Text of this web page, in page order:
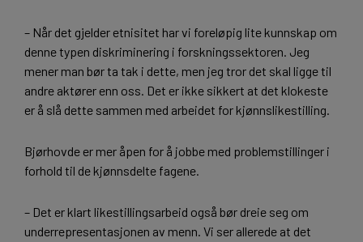
– Når det gjelder etnisitet har vi foreløpig lite kunnskap om
denne typen diskriminering i forskningssektoren. Jeg
mener man bør ta tak i dette, men jeg tror det skal ligge til
andre aktører enn oss. Det er ikke sikkert at det klokeste
er å slå dette sammen med arbeidet for kjønnslikestilling.
Bjørhovde er mer åpen for å jobbe med problemstillinger i
forhold til de kjønnsdelte fagene.
– Det er klart likestillingsarbeid også bør dreie seg om
underrepresentasjonen av menn. Vi ser allerede at det